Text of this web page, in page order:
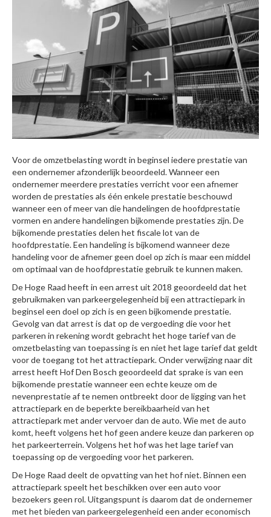
Voor de omzetbelasting wordt in beginsel iedere prestatie van
een ondernemer afzonderlijk beoordeeld. Wanneer een
ondernemer meerdere prestaties verricht voor een afnemer
worden de prestaties als één enkele prestatie beschouwd
wanneer een of meer van die handelingen de hoofdprestatie
vormen en andere handelingen bijkomende prestaties zijn. De
bijkomende prestaties delen het fiscale lot van de
hoofdprestatie. Een handeling is bijkomend wanneer deze
handeling voor de afnemer geen doel op zich is maar een middel
om optimaal van de hoofdprestatie gebruik te kunnen maken.
De Hoge Raad heeft in een arrest uit 2018 geoordeeld dat het
gebruikmaken van parkeergelegenheid bij een attractiepark in
beginsel een doel op zich is en geen bijkomende prestatie.
Gevolg van dat arrest is dat op de vergoeding die voor het
parkeren in rekening wordt gebracht het hoge tarief van de
omzetbelasting van toepassing is en niet het lage tarief dat geldt
voor de toegang tot het attractiepark. Onder verwijzing naar dit
arrest heeft Hof Den Bosch geoordeeld dat sprake is van een
bijkomende prestatie wanneer een echte keuze om de
nevenprestatie af te nemen ontbreekt door de ligging van het
attractiepark en de beperkte bereikbaarheid van het
attractiepark met ander vervoer dan de auto. Wie met de auto
komt, heeft volgens het hof geen andere keuze dan parkeren op
het parkeerterrein. Volgens het hof was het lage tarief van
toepassing op de vergoeding voor het parkeren.
De Hoge Raad deelt de opvatting van het hof niet. Binnen een
attractiepark speelt het beschikken over een auto voor
bezoekers geen rol. Uitgangspunt is daarom dat de ondernemer
met het bieden van parkeergelegenheid een ander economisch